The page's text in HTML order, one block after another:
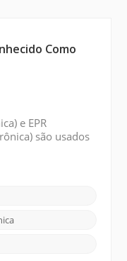
Como
e EPR
são usados
nomes
histórias
a
de spin